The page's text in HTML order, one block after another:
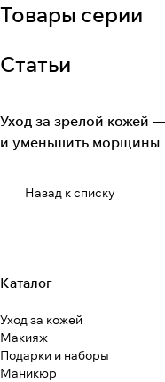
Товары серии
Статьи
Уход за зрелой кожей
и уменьшить морщины
Назад к списку
Каталог
Уход за кожей
Макияж
Подарки и наборы
Маникюр